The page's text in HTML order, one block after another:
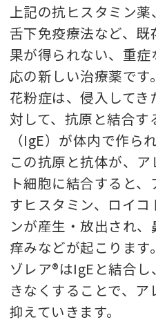
上記の抗ヒスタミン
舌下免疫療法など、
果が得られない、重
応の新しい治療薬です。
花粉症は、侵入して
対して、抗原と結合
（IgE）が体内で作ら
この抗原と抗体が、
ト細胞に結合すると
すヒスタミン、ロイ
ンが産生・放出され
痒みなどが起こります。
ゾレア®はIgEと結合
きなくすることで、
抑えていきます。